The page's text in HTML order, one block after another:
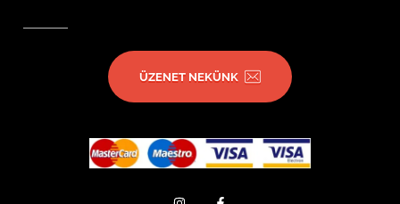
ÜZENET NEKÜNK